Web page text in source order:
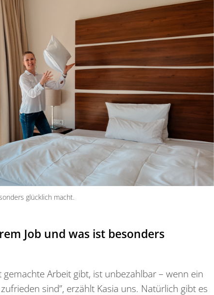
glücklich macht.
Job und was ist besonders
Arbeit gibt, ist unbezahlbar – wenn ein
sind”, erzählt Kasia uns. Natürlich gibt es